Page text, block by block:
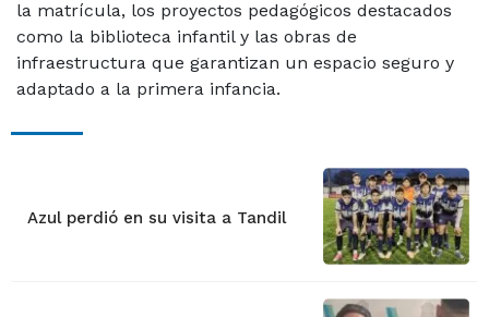
la matrícula, los proyectos pedagógicos destacados
como la biblioteca infantil y las obras de
infraestructura que garantizan un espacio seguro y
adaptado a la primera infancia.
Azul perdió en su visita a Tandil